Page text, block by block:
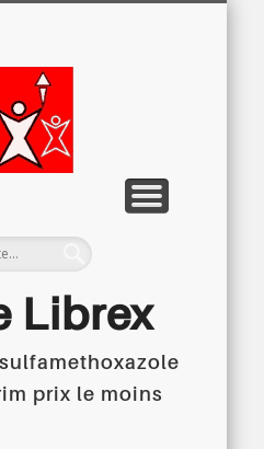
Librex
prix le moins